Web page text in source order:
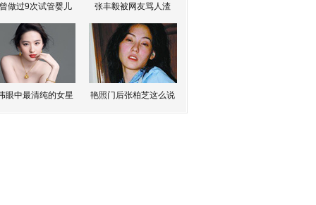
做过9次试管婴儿 张丰毅被网友骂人渣
眼中最清纯的女星 艳照门后张柏芝这么说